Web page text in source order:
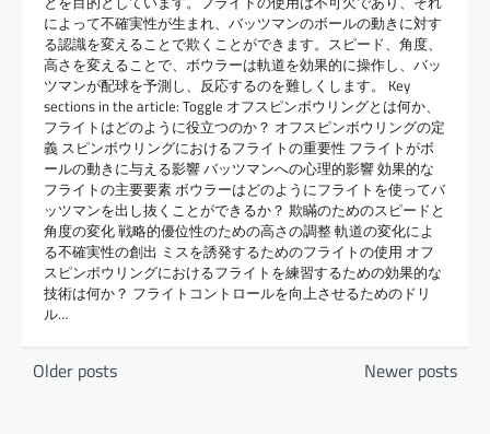
によって不確実性が生まれ、バッツマンのボールの動きに対す
る認識を変えることで欺くことができます。スピード、角度、
高さを変えることで、ボウラーは軌道を効果的に操作し、バッ
ツマンが配球を予測し、反応するのを難しくします。 Key
sections in the article: Toggle オフスピンボウリングとは何か、
フライトはどのように役立つのか？ オフスピンボウリングの定
義 スピンボウリングにおけるフライトの重要性 フライトがボ
ールの動きに与える影響 バッツマンへの心理的影響 効果的な
フライトの主要要素 ボウラーはどのようにフライトを使ってバ
ッツマンを出し抜くことができるか？ 欺瞞のためのスピードと
角度の変化 戦略的優位性のための高さの調整 軌道の変化によ
る不確実性の創出 ミスを誘発するためのフライトの使用 オフ
スピンボウリングにおけるフライトを練習するための効果的な
技術は何か？ フライトコントロールを向上させるためのドリ
ル…
Posts
Older posts Newer posts